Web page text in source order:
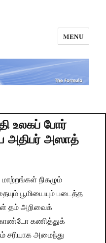
MENU
உலகப் போர்
அதிபர் அஸாத்
நிகழும்
பூமியையும் படைத்த
தம் அறிவைக்
கணித்துக்
சரியாக அமைந்து